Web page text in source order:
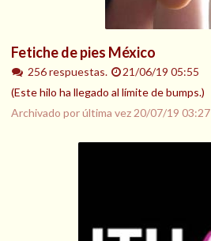
Fetiche de pies México
256 respuestas.
21/06/19 05:55
(Este hilo ha llegado al límite de bumps.)
Archivado por última vez 20/07/19 03:27